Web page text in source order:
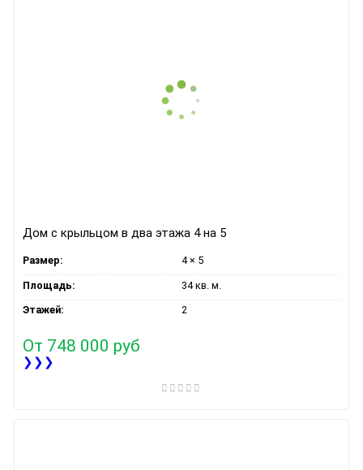
Дом с крыльцом в два этажа 4 на 5
Размер: 4 × 5
Площадь: 34 кв. м.
Этажей: 2
От 748 000 руб
❯❯❯